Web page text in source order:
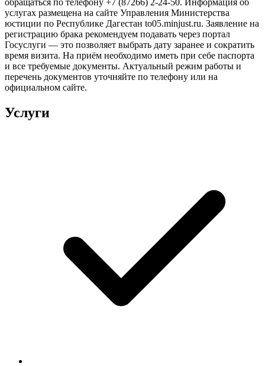
услугах размещена на сайте Управления Министерства
юстиции по Республике Дагестан to05.minjust.ru. Заявление на
регистрацию брака рекомендуем подавать через портал
Госуслуги — это позволяет выбрать дату заранее и сократить
время визита. На приём необходимо иметь при себе паспорта
и все требуемые документы. Актуальный режим работы и
перечень документов уточняйте по телефону или на
официальном сайте.
Услуги